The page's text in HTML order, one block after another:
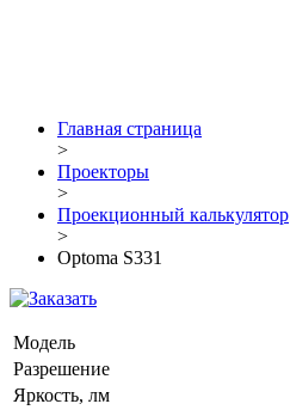
Главная страница
>
Проекторы
>
Проекционный калькулятор
>
Optoma S331
Модель
Разрешение
Яркость, лм